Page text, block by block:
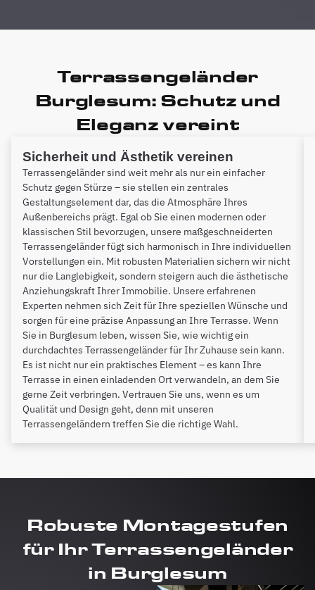
Terrassengeländer
Burglesum: Schutz und
Eleganz vereint
Sicherheit und Ästhetik vereinen
Terrassengeländer sind weit mehr als nur ein einfacher
Schutz gegen Stürze – sie stellen ein zentrales
Gestaltungselement dar, das die Atmosphäre Ihres
Außenbereichs prägt. Egal ob Sie einen modernen oder
klassischen Stil bevorzugen, unsere maßgeschneiderten
Terrassengeländer fügt sich harmonisch in Ihre individuellen
Vorstellungen ein. Mit robusten Materialien sichern wir nicht
nur die Langlebigkeit, sondern steigern auch die ästhetische
Anziehungskraft Ihrer Immobilie. Unsere erfahrenen
Experten nehmen sich Zeit für Ihre speziellen Wünsche und
sorgen für eine präzise Anpassung an Ihre Terrasse. Wenn
Sie in Burglesum leben, wissen Sie, wie wichtig ein
durchdachtes Terrassengeländer für Ihr Zuhause sein kann.
Es ist nicht nur ein praktisches Element – es kann Ihre
Terrasse in einen einladenden Ort verwandeln, an dem Sie
gerne Zeit verbringen. Vertrauen Sie uns, wenn es um
Qualität und Design geht, denn mit unseren
Terrassengeländern treffen Sie die richtige Wahl.
Robuste Montagestufen
für Ihr Terrassengeländer
in Burglesum